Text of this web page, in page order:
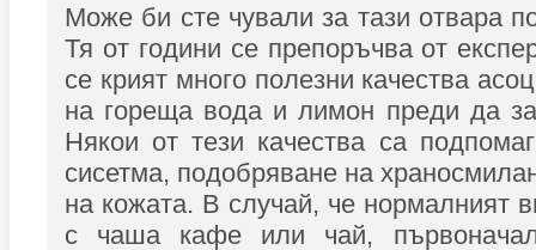
Може би сте чували за тази отвара
Тя от години се препоръчва от
се крият много полезни качества
на гореща вода и лимон преди да
Някои от тези качества са
сисетма, подобряване на
на кожата. В случай, че нормалният
с чаша кафе или чай,